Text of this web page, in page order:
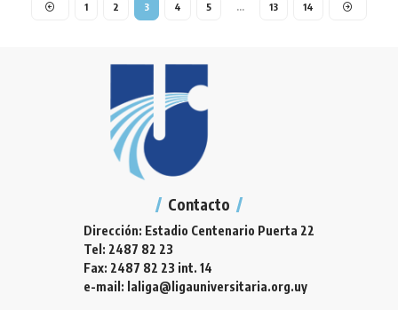
1 2 3 4 5 … 13 14
Contacto
Dirección: Estadio Centenario Puerta 22
Tel: 2487 82 23
Fax: 2487 82 23 int. 14
e-mail: laliga@ligauniversitaria.org.uy